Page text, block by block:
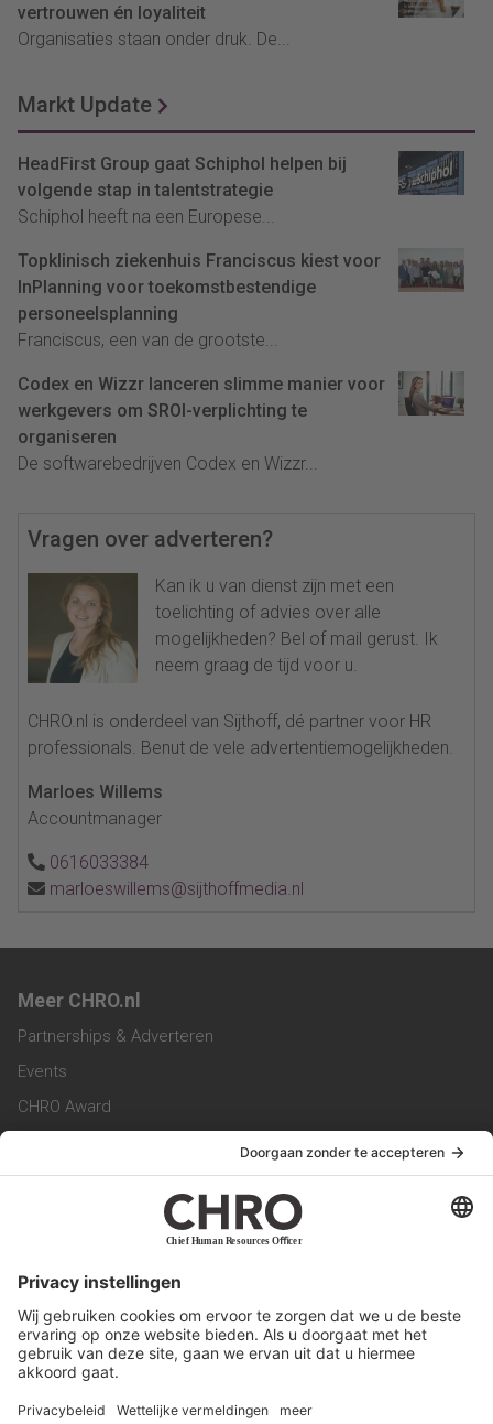
vertrouwen én loyaliteit
Organisaties staan onder druk. De...
Markt Update
HeadFirst Group gaat Schiphol helpen bij
volgende stap in talentstrategie
Schiphol heeft na een Europese...
Topklinisch ziekenhuis Franciscus kiest voor
InPlanning voor toekomstbestendige
personeelsplanning
Franciscus, een van de grootste...
Codex en Wizzr lanceren slimme manier voor
werkgevers om SROI-verplichting te
organiseren
De softwarebedrijven Codex en Wizzr...
Vragen over adverteren?
Kan ik u van dienst zijn met een
toelichting of advies over alle
mogelijkheden? Bel of mail gerust. Ik
neem graag de tijd voor u.
CHRO.nl is onderdeel van Sijthoff, dé partner voor HR
professionals. Benut de vele advertentiemogelijkheden.
Marloes Willems
Accountmanager
0616033384
marloeswillems@sijthoffmedia.nl
Meer CHRO.nl
Partnerships & Adverteren
Events
CHRO Award
CHRO Magazine
Service & Contact
Werken bij ons
Privacy Statement
Algemene Voorwaarden